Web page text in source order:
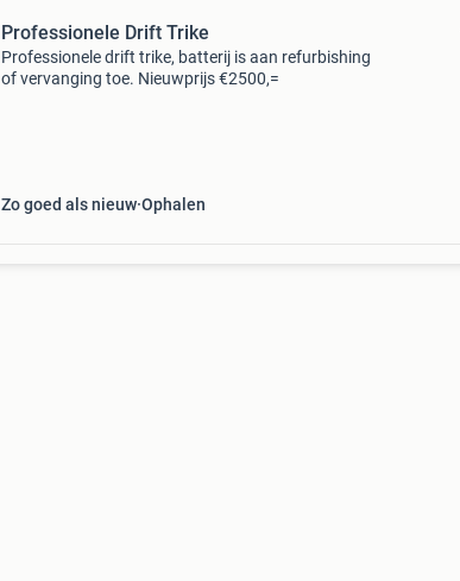
Professionele Drift Trike
Professionele drift trike, batterij is aan refurbishing
of vervanging toe. Nieuwprijs €2500,=
Zo goed als nieuw Ophalen